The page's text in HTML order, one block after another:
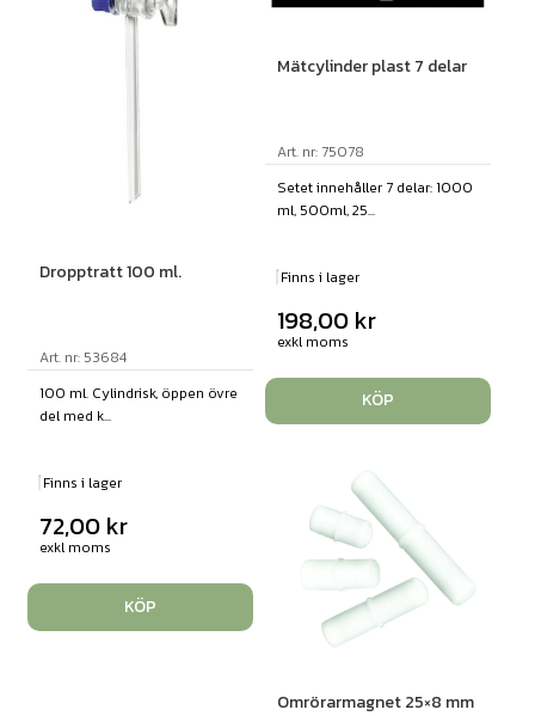
Dropptratt 100 ml.
Art. nr: 53684
100 ml. Cylindrisk, öppen övre
del med k...
Finns i lager
72,00 kr
exkl moms
KÖP
Mätcylinder plast 7 delar
Art. nr: 75078
Setet innehåller 7 delar: 1000
ml, 500ml, 25...
Finns i lager
198,00 kr
exkl moms
KÖP
Omrörarmagnet 25×8 mm